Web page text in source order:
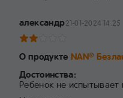
александр21-01-2024 14:25
О продукте NAN®
Достоинства:
Ребенок не